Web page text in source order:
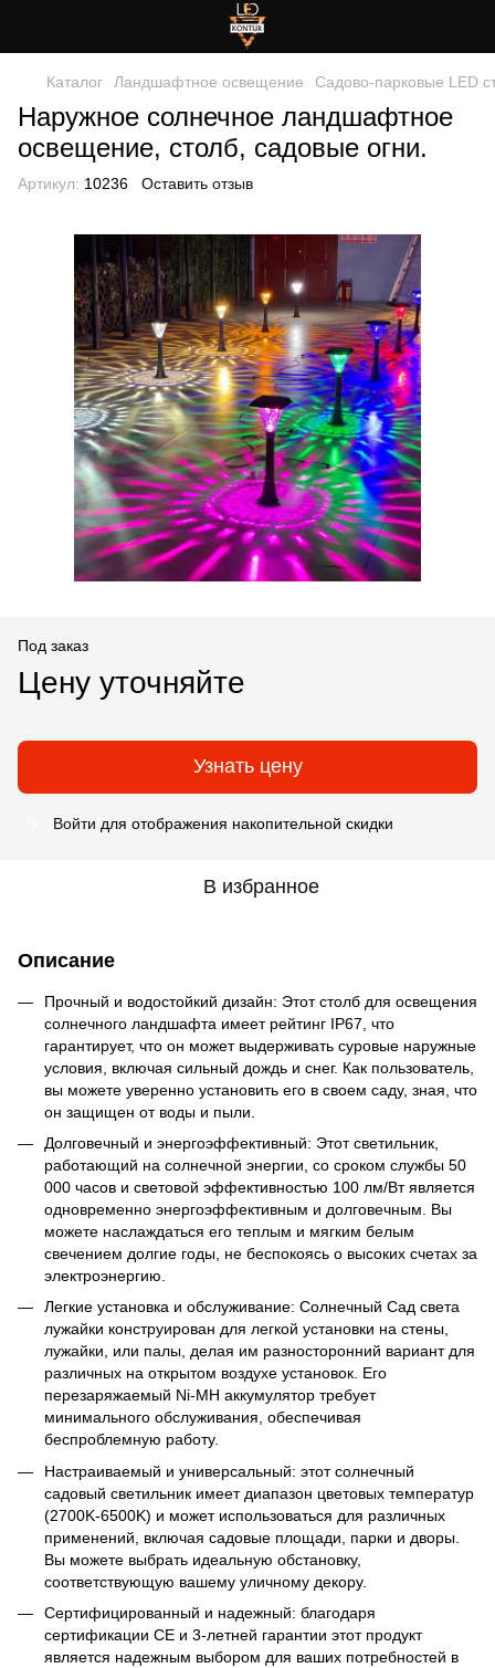
Каталог Ландшафтное освещение Садово-парковые LED
Наружное солнечное ландшафтное
освещение, столб, садовые огни.
Артикул: 10236 Оставить отзыв
Под заказ
Цену уточняйте
Узнать цену
Войти для отображения накопительной скидки
В избранное
Описание
Прочный и водостойкий дизайн: Этот столб для освещения
солнечного ландшафта имеет рейтинг IP67, что
гарантирует, что он может выдерживать суровые наружные
условия, включая сильный дождь и снег. Как пользователь,
вы можете уверенно установить его в своем саду, зная, что
он защищен от воды и пыли.
Долговечный и энергоэффективный: Этот светильник,
работающий на солнечной энергии, со сроком службы 50
000 часов и световой эффективностью 100 лм/Вт является
одновременно энергоэффективным и долговечным. Вы
можете наслаждаться его теплым и мягким белым
свечением долгие годы, не беспокоясь о высоких счетах за
электроэнергию.
Легкие установка и обслуживание: Солнечный Сад света
лужайки конструирован для легкой установки на стены,
лужайки, или палы, делая им разносторонний вариант для
различных на открытом воздухе установок. Его
перезаряжаемый Ni-MH аккумулятор требует
минимального обслуживания, обеспечивая
беспроблемную работу.
Настраиваемый и универсальный: этот солнечный
садовый светильник имеет диапазон цветовых температур
(2700K-6500K) и может использоваться для различных
применений, включая садовые площади, парки и дворы.
Вы можете выбрать идеальную обстановку,
соответствующую вашему уличному декору.
Сертифицированный и надежный: благодаря
сертификации CE и 3-летней гарантии этот продукт
является надежным выбором для ваших потребностей в